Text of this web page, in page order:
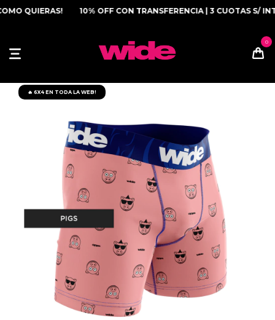
QUIERAS! 10% OFF CON TRANSFERENCIA | 3 CUOTAS S/
🔥 6X4 EN TODA LA WEB!